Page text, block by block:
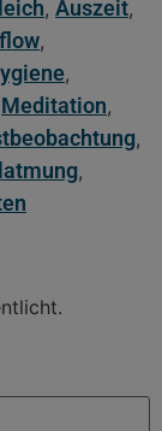
, Auszeit,
,
,
Meditation,
,
,